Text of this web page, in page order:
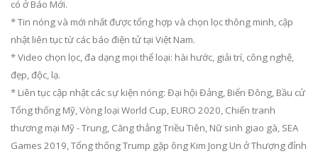
có ở Báo Mới.
* Tin nóng và mới nhất được tổng hợp và chọn lọc thông minh, cập
nhật liên tục từ các báo điện tử tại Việt Nam.
* Video chọn lọc, đa dạng mọi thể loại: hài hước, giải trí, công nghệ,
đẹp, độc, lạ.
* Liên tục cập nhật các sự kiện nóng: Đại hội Đảng, Biển Đông, Bầu cử
Tổng thống Mỹ, Vòng loại World Cup, EURO 2020, Chiến tranh
thương mại Mỹ - Trung, Căng thẳng Triều Tiên, Nữ sinh giao gà, SEA
Games 2019, Tổng thống Trump gặp ông Kim Jong Un ở Thượng đỉnh